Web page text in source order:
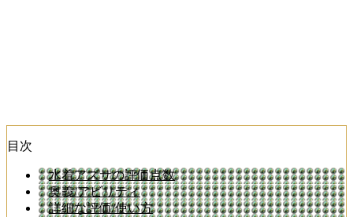
目次
水着アズサの評価点数
奥義/アビリティ
詳細な評価/使い方